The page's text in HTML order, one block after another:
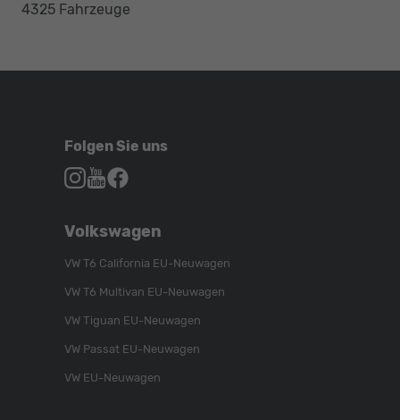
4325 Fahrzeuge
Folgen Sie uns
Autohaus
Sie
Instagram
Autohaus
Sie
unser
Kanal
Sie
Facebook
Volkswagen
VW T6 California EU-Neuwagen
VW T6 Multivan EU-Neuwagen
VW Tiguan EU-Neuwagen
VW Passat EU-Neuwagen
VW EU-Neuwagen